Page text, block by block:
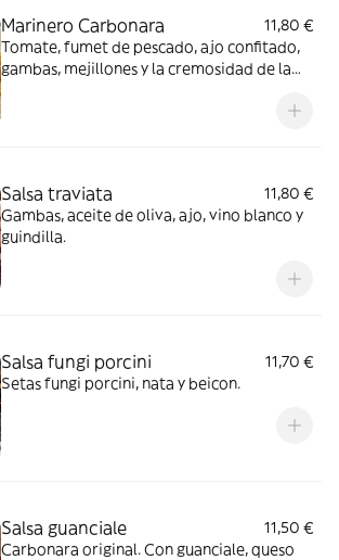
Marinero Carbonara
11,80 €
Tomate, fumet de pescado, ajo confitado,
gambas, mejillones y la cremosidad de la
Salsa traviata
11,80 €
Gambas, aceite de oliva, ajo, vino blanco y
guindilla.
Salsa fungi porcini
11,70 €
Setas fungi porcini, nata y beicon.
Salsa guanciale
11,50 €
Carbonara original. Con guanciale, queso